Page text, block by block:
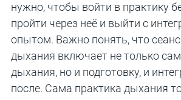
нужно, чтобы войти в практику
пройти через неё и выйти с
опытом. Важно понять, что
дыхания включает не только
дыхания, но и подготовку, и
после. Сама практика дыхания